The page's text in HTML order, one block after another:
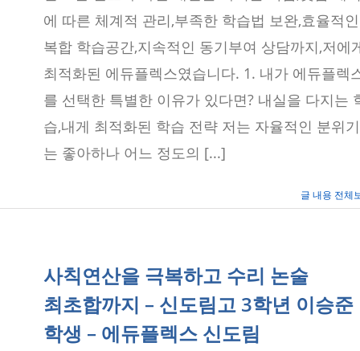
매
3
왕
구
현
고
3
학
년
학
듀
플
렉
스
도
에 따른 체계적 관리,부족한 학습법 보완,효율적인
복합 학습공간,지속적인 동기부여 상담까지,저에
최적화된 에듀플렉스였습니다. 1. 내가 에듀플렉
를 선택한 특별한 이유가 있다면? 내실을 다지는
습,내게 최적화된 학습 전략 저는 자율적인 분위기
는 좋아하나 어느 정도의 [...]
글 내용 전체
사칙연산을 극복하고 수리 논술
최초합까지 – 신도림고 3학년 이승준
학생 – 에듀플렉스 신도림